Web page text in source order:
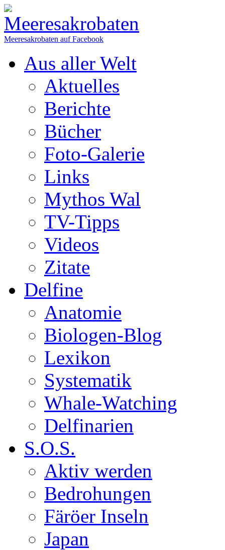
Meeresakrobaten auf Facebook
Aus aller Welt
Aktuelles
Berichte
Bücher
Foto-Galerie
Links
Mythos Wal
TV-Tipps
Videos
Zitate
Delfine
Anatomie
Biologen-Blog
Lexikon
Systematik
Whale-Watching
Delfinarien
S.O.S.
Aktiv werden
Bedrohungen
Färöer Inseln
Japan